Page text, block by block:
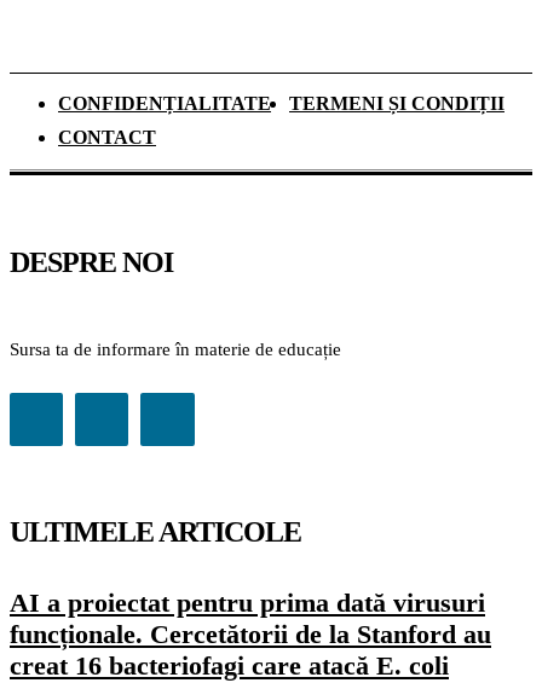
CONFIDENȚIALITATE
TERMENI ȘI CONDIȚII
CONTACT
DESPRE NOI
Sursa ta de informare în materie de educație
ULTIMELE ARTICOLE
AI a proiectat pentru prima dată virusuri
funcționale. Cercetătorii de la Stanford au
creat 16 bacteriofagi care atacă E. coli